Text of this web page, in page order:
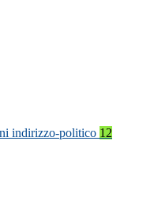
indirizzo-politico 12